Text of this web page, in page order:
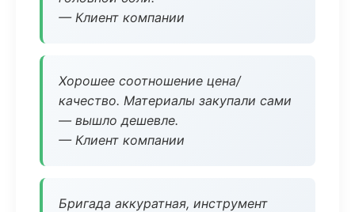
— Клиент компании
Хорошее соотношение цена/
качество. Материалы закупали сами
— вышло дешевле.
— Клиент компании
Бригада аккуратная, инструмент